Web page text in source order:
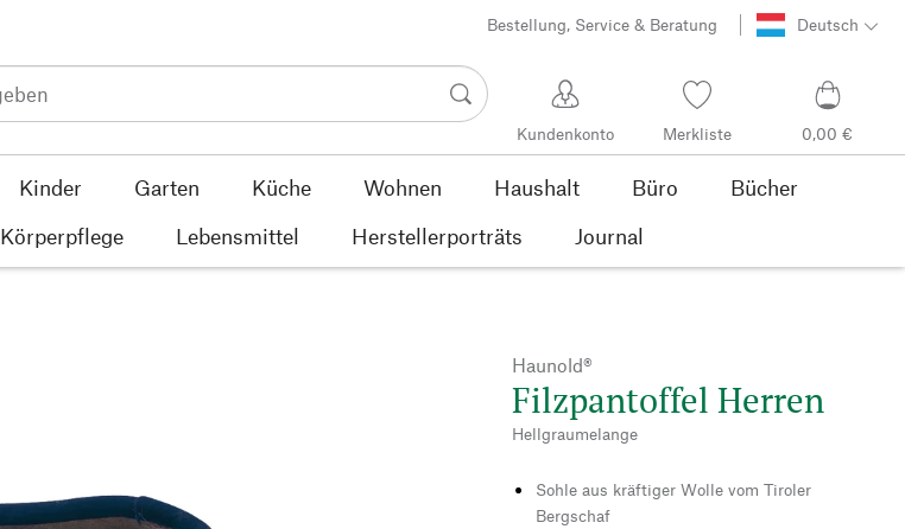
Bestellung, Service & Beratung Deutsch
Kundenkonto Merkliste 0,00 €
Kinder Garten Küche Wohnen Haushalt Büro
Bücher
Körperpflege Lebensmittel Herstellerporträts Journal
Haunold®
Filzpantoffel Herren
Hellgraumelange
Sohle aus kräftiger Wolle vom Tiroler
Bergschaf